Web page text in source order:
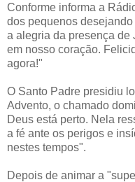
Conforme informa a
dos pequenos
a alegria da presença de
em nosso coração.
agora!"
O Santo Padre presidiu
Advento, o chamado
Deus está perto. Nela
a fé ante os perigos e
nestes tempos".
Depois de animar a